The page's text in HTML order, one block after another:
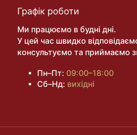
Графік роботи
Ми працюємо в будні дні.
У цей час швидко
консультуємо та приймаємо
Пн–Пт: 09:00–18:00
Сб–Нд: вихідні